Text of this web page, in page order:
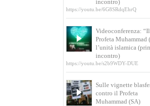
incontro)
https://youtu.be/6G8SRdqEhrQ
Videoconferenza: “Il
Profeta Muhammad
l’unità islamica
incontro)
https://youtu.be/s2b9WDY-DUE
Sulle vignette
contro il Profeta
Muhammad (SA)